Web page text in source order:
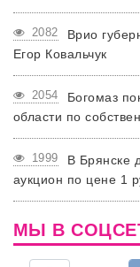
2082
Врио
Егор Ковальчук
2054
Богомаз
области по
1999
В Брянске
аукцион по цене 1
МЫ В